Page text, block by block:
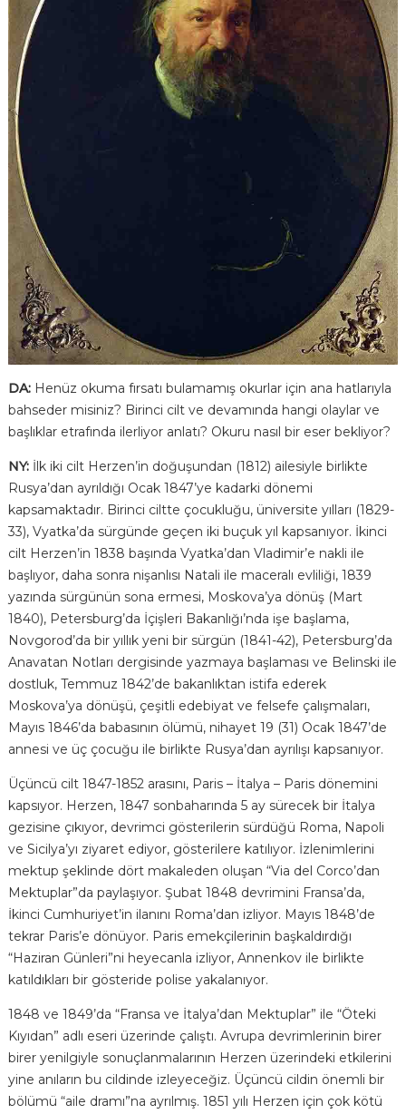
DA: Henüz okuma fırsatı bulamamış okurlar için ana hatlarıyla
bahseder misiniz? Birinci cilt ve devamında hangi olaylar ve
başlıklar etrafında ilerliyor anlatı? Okuru nasıl bir eser bekliyor?
NY: İlk iki cilt Herzen’in doğuşundan (1812) ailesiyle birlikte
Rusya’dan ayrıldığı Ocak 1847’ye kadarki dönemi
kapsamaktadır. Birinci ciltte çocukluğu, üniversite yılları (1829-
33), Vyatka’da sürgünde geçen iki buçuk yıl kapsanıyor. İkinci
cilt Herzen’in 1838 başında Vyatka’dan Vladimir’e nakli ile
başlıyor, daha sonra nişanlısı Natali ile maceralı evliliği, 1839
yazında sürgünün sona ermesi, Moskova’ya dönüş (Mart
1840), Petersburg’da İçişleri Bakanlığı’nda işe başlama,
Novgorod’da bir yıllık yeni bir sürgün (1841-42), Petersburg’da
Anavatan Notları dergisinde yazmaya başlaması ve Belinski ile
dostluk, Temmuz 1842’de bakanlıktan istifa ederek
Moskova’ya dönüşü, çeşitli edebiyat ve felsefe çalışmaları,
Mayıs 1846’da babasının ölümü, nihayet 19 (31) Ocak 1847’de
annesi ve üç çocuğu ile birlikte Rusya’dan ayrılışı kapsanıyor.
Üçüncü cilt 1847-1852 arasını, Paris – İtalya – Paris dönemini
kapsıyor. Herzen, 1847 sonbaharında 5 ay sürecek bir İtalya
gezisine çıkıyor, devrimci gösterilerin sürdüğü Roma, Napoli
ve Sicilya’yı ziyaret ediyor, gösterilere katılıyor. İzlenimlerini
mektup şeklinde dört makaleden oluşan “Via del Corco’dan
Mektuplar”da paylaşıyor. Şubat 1848 devrimini Fransa’da,
İkinci Cumhuriyet’in ilanını Roma’dan izliyor. Mayıs 1848’de
tekrar Paris’e dönüyor. Paris emekçilerinin başkaldırdığı
“Haziran Günleri”ni heyecanla izliyor, Annenkov ile birlikte
katıldıkları bir gösteride polise yakalanıyor.
1848 ve 1849’da “Fransa ve İtalya’dan Mektuplar” ile “Öteki
Kıyıdan” adlı eseri üzerinde çalıştı. Avrupa devrimlerinin birer
birer yenilgiyle sonuçlanmalarının Herzen üzerindeki etkilerini
yine anıların bu cildinde izleyeceğiz. Üçüncü cildin önemli bir
bölümü “aile dramı”na ayrılmış. 1851 yılı Herzen için çok kötü